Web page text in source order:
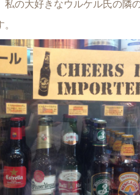
私の大好きなウルケル氏の隣